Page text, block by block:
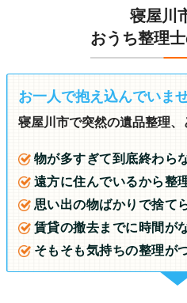
寝屋川
おうち整理
お一人で抱え込んでいま
寝屋川市で突然の遺品整理、
物が多すぎて到底終わら
遠方に住んでいるから整
思い出の物ばかりで捨て
賃貸の撤去までに時間が
そもそも気持ちの整理が